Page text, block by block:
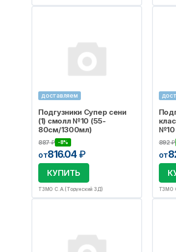
доставляем
Подгузники Супер сени
(1) смолл №10 (55-
80см/1300мл)
887₽ -8%
от816.04₽
КУПИТЬ
ТЗМО С.А.(Торунский ЗД)
№10
892₽
от
ТЗМО